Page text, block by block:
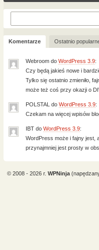
Komentarze Ostatnio
Webroom do WordPress 3.9:
Czy będą jakieś nowe i
Tylko się ostatnio zmieniło,
może też coś przy okazji o
POLSTAL do WordPress 3.9:
Czekam na więcej wpisów
IBT do WordPress 3.9:
WordPress może i fajny jest,
przynajmniej jest prosty w
© 2008 - 2026 r. WPNinja